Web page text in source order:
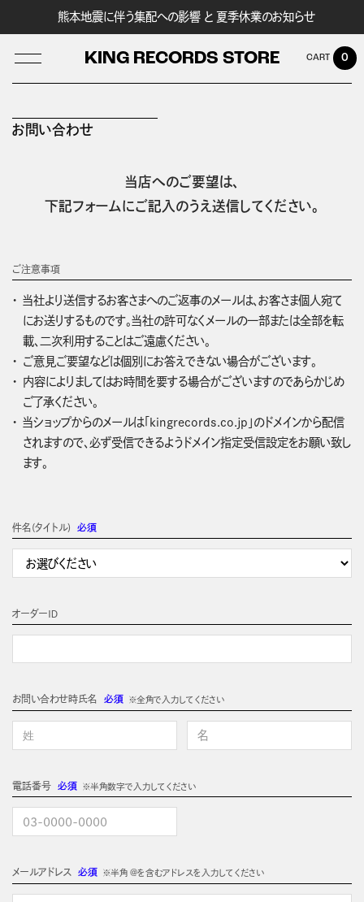
熊本地震に伴う集配への影響 と 夏季休業のお知らせ
KING RECORDS STORE 0
お問い合わせ
当店へのご要望は、
下記フォームにご記入のうえ送信してください。
ご注意事項
当社より送信するお客さまへのご返事のメールは、お客さま個人宛て
にお送りするものです。当社の許可なくメールの一部または全部を転
載、二次利用することはご遠慮ください。
ご意見ご要望などは個別にお答えできない場合がございます。
内容によりましてはお時間を要する場合がございますのであらかじめ
ご了承ください。
当ショップからのメールは「kingrecords.co.jp」のドメインから配信
されますので、必ず受信できるようドメイン指定受信設定をお願い致し
ます。
件名(タイトル) 必須
オーダーＩＤ
お問い合わせ時氏名 必須 ※全角で入力してください
電話番号必須 ※半角数字で入力してください
メールアドレス 必須 ※半角 @を含むアドレスを入力してください